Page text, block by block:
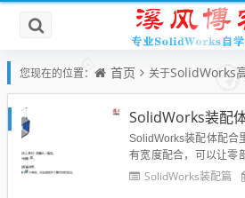
您现在的位置： 首页 关于SolidWorks
SolidWorks装配体配合
有宽度配合，可以让零
心配合用的更加广泛，
SolidWorks装配篇